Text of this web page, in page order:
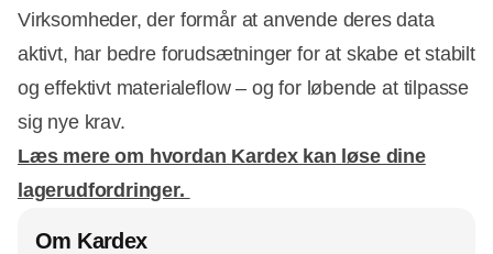
Virksomheder, der formår at anvende deres data
aktivt, har bedre forudsætninger for at skabe et stabilt
og effektivt materialeflow – og for løbende at tilpasse
sig nye krav.
Læs mere om hvordan Kardex kan løse dine
lagerudfordringer.
Om Kardex